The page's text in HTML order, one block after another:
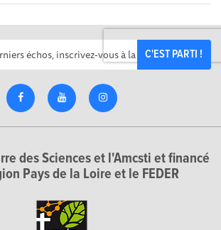
C'EST PARTI !
des Sciences et l'Amcsti et financé
Pays de la Loire et le FEDER